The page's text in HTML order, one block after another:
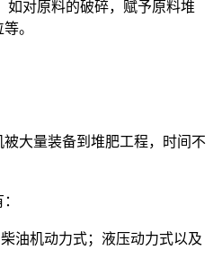
对原料的破碎，赋予原料堆
。
大量装备到堆肥工程，时间不
机动力式；液压动力式以及